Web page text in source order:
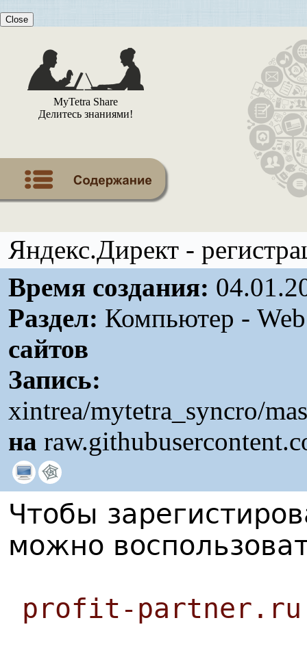
Close
MyTetra Share
Делитесь знаниями!
Яндекс.Директ -
Время создания:
Раздел: Компьютер -
сайтов
Запись:
xintrea/mytetra_syncro/
на
Чтобы
можно
profit-partner.ru